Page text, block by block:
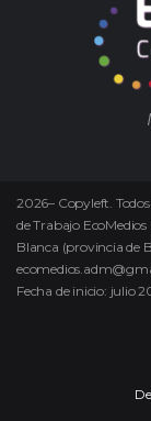
2026– Copyleft.
de Trabajo
Blanca (provincia de
Fecha de inicio: julio